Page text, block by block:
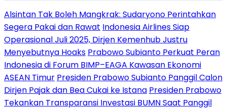
Alsintan Tak Boleh Mangkrak: Sudaryono Perintahkan
Segera Pakai dan Rawat Indonesia Airlines Siap
Operasional Juli 2025, Dirjen Kemenhub Justru
Menyebutnya Hoaks Prabowo Subianto Perkuat Peran
Indonesia di Forum BIMP–EAGA Kawasan Ekonomi
ASEAN Timur Presiden Prabowo Subianto Panggil Calon
Dirjen Pajak dan Bea Cukai ke Istana Presiden Prabowo
Tekankan Transparansi Investasi BUMN Saat Panggil